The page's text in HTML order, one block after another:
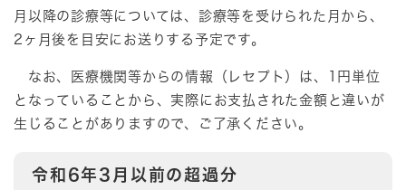
月以降の診療等については、診療等を受けられた月から、
2ヶ月後を目安にお送りする予定です。
なお、医療機関等からの情報（レセプト）は、1円単位
となっていることから、実際にお支払された金額と違いが
生じることがありますので、ご了承ください。
令和6年3月以前の超過分